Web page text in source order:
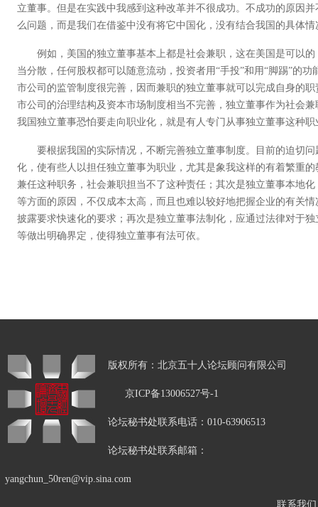
立董事。但是在实践中我感到这种改革并不很成功。不成功的原因
么问题，而是我们在借鉴中没有将它中国化，没有结合我国的具体
例如，美国的独立董事基本上都是社会兼职，这在美国是可以的
当分散，任何股权都可以随意流动，投资者用“手投”和用“脚踢”的
市公司的监管制度很完善，因而兼职的独立董事就可以完成自身的
市公司的治理结构及资本市场制度相当不完善，独立董事作为社会
我国独立董事恐怕要走向职业化，就是有人专门从事独立董事这种职
要根据我国的实际情况，不断完善独立董事制度。目前的迫切问
化，使有些人以担任独立董事为职业，尤其是象我这样的有着繁重
兼任这种职务，社会兼职担当不了这种责任；其次是独立董事本地
等方面的原因，不仅成本太高，而且也难以较好地把握企业的有关
披露要求快速化的要求；再次是独立董事法制化，应通过法律对于
等做出明确界定，使得独立董事有法可依。
版权所有：北京五十人论坛顾问有限公司
京ICP备13006527号-1
论坛秘书处联系电话：010-63906513
论坛秘书处联系邮箱：
yangchun_50ren@vip.sina.com
联系我们